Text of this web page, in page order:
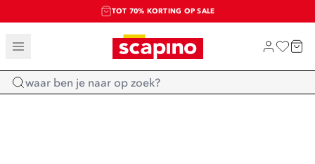
TOT 70% KORTING OP SALE
SALE: LAATSTE KANS!
SHOP NIEUW
Home